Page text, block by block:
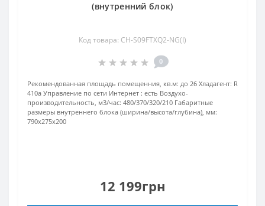
(внутренний блок)
Код товара: CH-S09FTXQ2-NG(I)
0
Рекомендованная площадь помещенния, кв.м: до 26 Хладагент: R
410a Управление по сети Интернет : есть Воздухо-
производительность, м3/час: 480/370/320/210 Габаритные
размеры внутреннего блока (ширина/высота/глубина), мм:
790х275х200
12 199грн